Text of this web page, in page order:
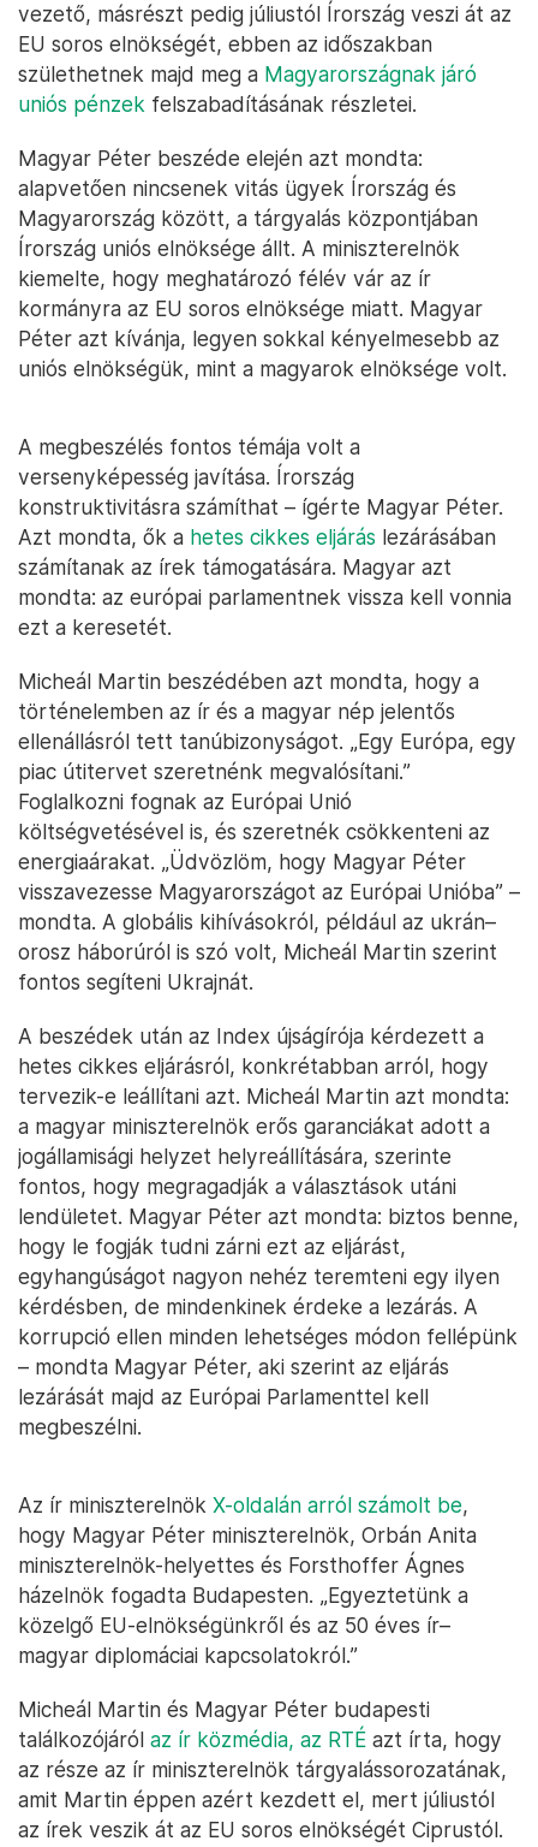
vezető, másrészt pedig júliustól Írország veszi át az
EU soros elnökségét, ebben az időszakban
születhetnek majd meg a Magyarországnak járó
uniós pénzek felszabadításának részletei.
Magyar Péter beszéde elején azt mondta:
alapvetően nincsenek vitás ügyek Írország és
Magyarország között, a tárgyalás központjában
Írország uniós elnöksége állt. A miniszterelnök
kiemelte, hogy meghatározó félév vár az ír
kormányra az EU soros elnöksége miatt. Magyar
Péter azt kívánja, legyen sokkal kényelmesebb az
uniós elnökségük, mint a magyarok elnöksége volt.
A megbeszélés fontos témája volt a
versenyképesség javítása. Írország
konstruktivitásra számíthat – ígérte Magyar Péter.
Azt mondta, ők a hetes cikkes eljárás lezárásában
számítanak az írek támogatására. Magyar azt
mondta: az európai parlamentnek vissza kell vonnia
ezt a keresetét.
Micheál Martin beszédében azt mondta, hogy a
történelemben az ír és a magyar nép jelentős
ellenállásról tett tanúbizonyságot. „Egy Európa, egy
piac útitervet szeretnénk megvalósítani.”
Foglalkozni fognak az Európai Unió
költségvetésével is, és szeretnék csökkenteni az
energiaárakat. „Üdvözlöm, hogy Magyar Péter
visszavezesse Magyarországot az Európai Unióba” –
mondta. A globális kihívásokról, például az ukrán–
orosz háborúról is szó volt, Micheál Martin szerint
fontos segíteni Ukrajnát.
A beszédek után az Index újságírója kérdezett a
hetes cikkes eljárásról, konkrétabban arról, hogy
tervezik-e leállítani azt. Micheál Martin azt mondta:
a magyar miniszterelnök erős garanciákat adott a
jogállamisági helyzet helyreállítására, szerinte
fontos, hogy megragadják a választások utáni
lendületet. Magyar Péter azt mondta: biztos benne,
hogy le fogják tudni zárni ezt az eljárást,
egyhangúságot nagyon nehéz teremteni egy ilyen
kérdésben, de mindenkinek érdeke a lezárás. A
korrupció ellen minden lehetséges módon fellépünk
– mondta Magyar Péter, aki szerint az eljárás
lezárását majd az Európai Parlamenttel kell
megbeszélni.
Az ír miniszterelnök X-oldalán arról számolt be,
hogy Magyar Péter miniszterelnök, Orbán Anita
miniszterelnök-helyettes és Forsthoffer Ágnes
házelnök fogadta Budapesten. „Egyeztetünk a
közelgő EU-elnökségünkről és az 50 éves ír–
magyar diplomáciai kapcsolatokról.”
Micheál Martin és Magyar Péter budapesti
találkozójáról az ír közmédia, az RTÉ azt írta, hogy
az része az ír miniszterelnök tárgyalássorozatának,
amit Martin éppen azért kezdett el, mert júliustól
az írek veszik át az EU soros elnökségét Ciprustól.